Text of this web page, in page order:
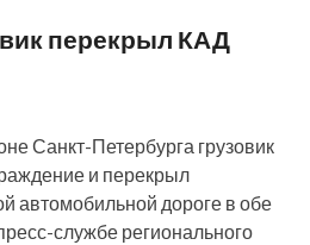
перекрыл КАД
Санкт-Петербурга грузовик
и перекрыл
автомобильной дороге в обе
службе регионального